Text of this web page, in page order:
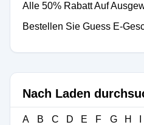
Alle 50% Rabatt Auf
Bestellen Sie Guess E-
Nach Laden
A B C D E F G H